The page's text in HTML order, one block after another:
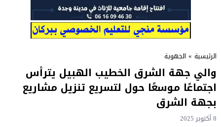
الرئيسية » الجهوية
والي جهة الشرق الخطيب الهبيل يترأس
اجتماعًا موسعًا حول لتسريع تنزيل مشاريع
بجهة الشرق
8 أكتوبر 2025